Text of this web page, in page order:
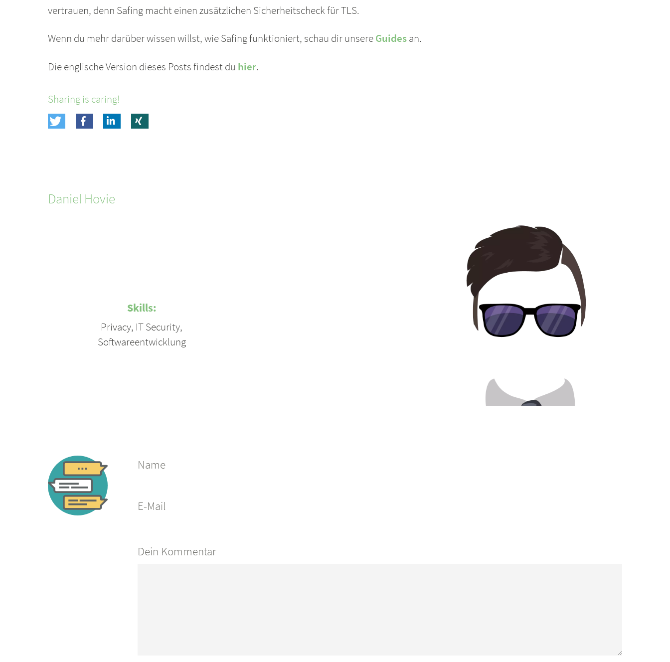
vertrauen, denn Safing macht einen zusätzlichen Sicherheitscheck für TLS.
Wenn du mehr darüber wissen willst, wie Safing funktioniert, schau dir unsereGuidesan.
Die englische Version dieses Posts findest du hier.
Sharing is caring!
Daniel Hovie
Skills:
Privacy, IT Security,
Softwareentwicklung
Name
E-Mail
Dein Kommentar